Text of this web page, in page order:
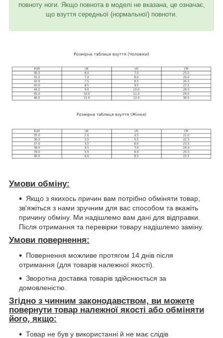
повноту ноги. Якщо повнота в моделі не вказана, це означає,
що взуття середньої (нормальної) повноти.
Умови обміну:
Якщо з якихось причин вам потрібно обміняти товар,
зв'яжіться з нами зручним для вас способом та вкажіть
причину обміну. Ми надішлемо вам дані для відправки.
Після отримання та перевірки товару надішлемо заміну.
Умови повернення:
Повернення можливе протягом 14 днів після
отримання (для товарів належної якості).
Зворотна доставка товарів здійснюється за
домовленістю.
Згідно з чинним законодавством, ви можете
повернути товар належної якості або обміняти
його, якщо:
Товар не був у використанні й не має слідів